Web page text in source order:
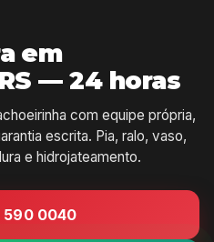
em
— 24 horas
com equipe própria,
escrita. Pia, ralo, vaso,
e hidrojateamento.
0040